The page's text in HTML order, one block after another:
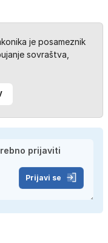
je posameznik
sovraštva,
Prijavi se